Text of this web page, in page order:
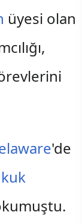
üyesi olan
'de